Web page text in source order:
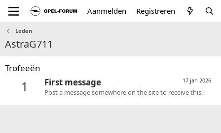
Aanmelden Registreren
Leden
AstraG711
Trofeeën
1 17 jan 2026
First message
Post a message somewhere on the site to receive this.